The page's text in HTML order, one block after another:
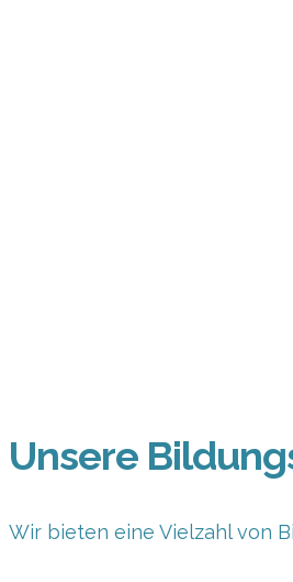
Unsere
Wir bieten eine Vielzahl von